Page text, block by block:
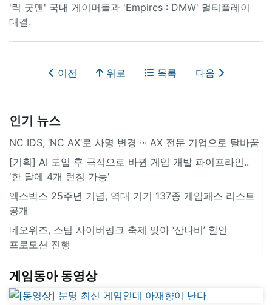
'릭 굿맨' 국내 게이머들과 'Empires : DMW' 멀티플레이
대결.
이전 위로 목록 다음
인기 뉴스
NC IDS, ‘NC AX’로 사명 변경 ∙∙∙ AX 전문 기업으로 탈바꿈
[기획] AI 도입 후 극적으로 바뀐 게임 개발 파이프라인..
'한 달에 4개 런칭 가능'
엑스박스 25주년 기념, 역대 기기 137종 게임패스 리스트
공개
네오위즈, 스팀 사이버펑크 축제 맞아 ‘산나비’ 할인
프로모션 진행
게임동아 동영상